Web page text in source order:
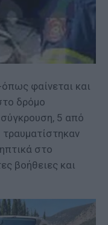
φαίνεται και
δρόμο
5 από
στο
βοήθειες και